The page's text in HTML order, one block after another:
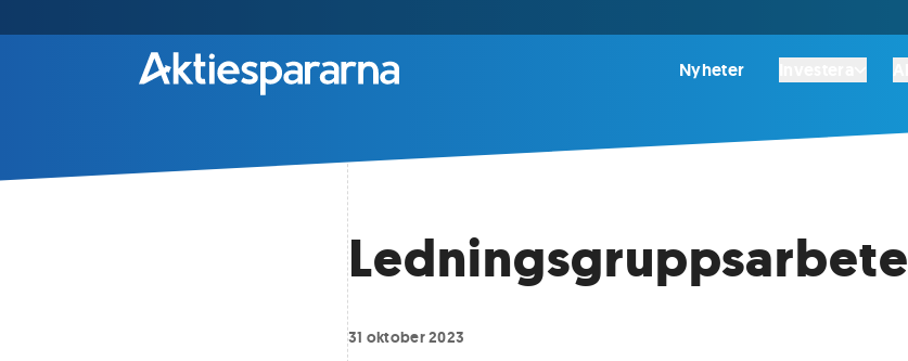
Nyheter
Ledningsgruppsarbete
31 oktober 2023